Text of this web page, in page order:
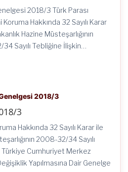
2018/3 Türk Parası
Koruma Hakkında 32 Sayılı Karar
Hazine Müsteşarlığının
Sayılı Tebliğine İlişkin…
2018/3
3
Hakkında 32 Sayılı Karar ile
2008-32/34 Sayılı
Türkiye Cumhuriyet Merkez
Yapılmasına Dair Genelge